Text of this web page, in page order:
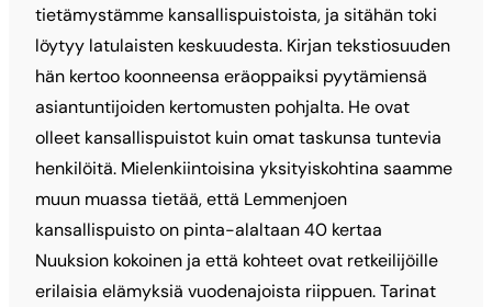
tietämystämme kansallispuistoista, ja sitähän toki
löytyy latulaisten keskuudesta. Kirjan tekstiosuuden
hän kertoo koonneensa eräoppaiksi pyytämiensä
asiantuntijoiden kertomusten pohjalta. He ovat
olleet kansallispuistot kuin omat taskunsa tuntevia
henkilöitä. Mielenkiintoisina yksityiskohtina saamme
muun muassa tietää, että Lemmenjoen
kansallispuisto on pinta-alaltaan 40 kertaa
Nuuksion kokoinen ja että kohteet ovat retkeilijöille
erilaisia elämyksiä vuodenajoista riippuen. Tarinat